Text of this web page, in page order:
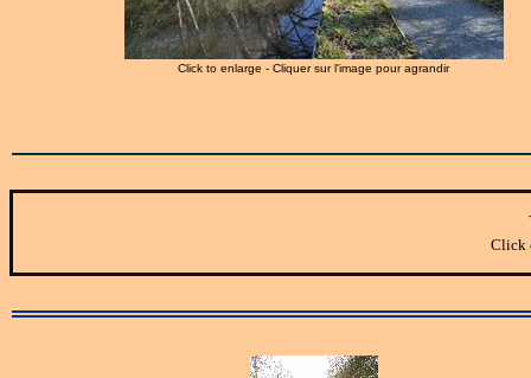
Click to enlarge - Cliquer sur l'image pour agrandir
Click